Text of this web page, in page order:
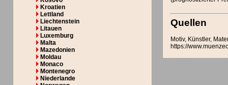
Kroatien
Lettland
Liechtenstein
Litauen
Luxemburg
Malta
Mazedonien
Moldau
Monaco
Montenegro
Niederlande
Quellen
Motiv, Künstler,
https://